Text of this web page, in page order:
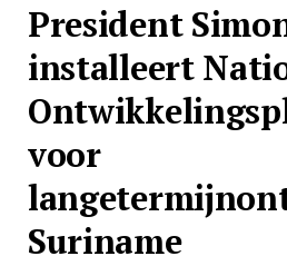
President
installeert
voor
Suriname